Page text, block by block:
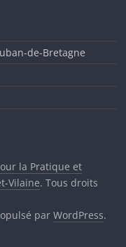
de-Bretagne
la Pratique et
Vilaine. Tous droits
parWordPress.